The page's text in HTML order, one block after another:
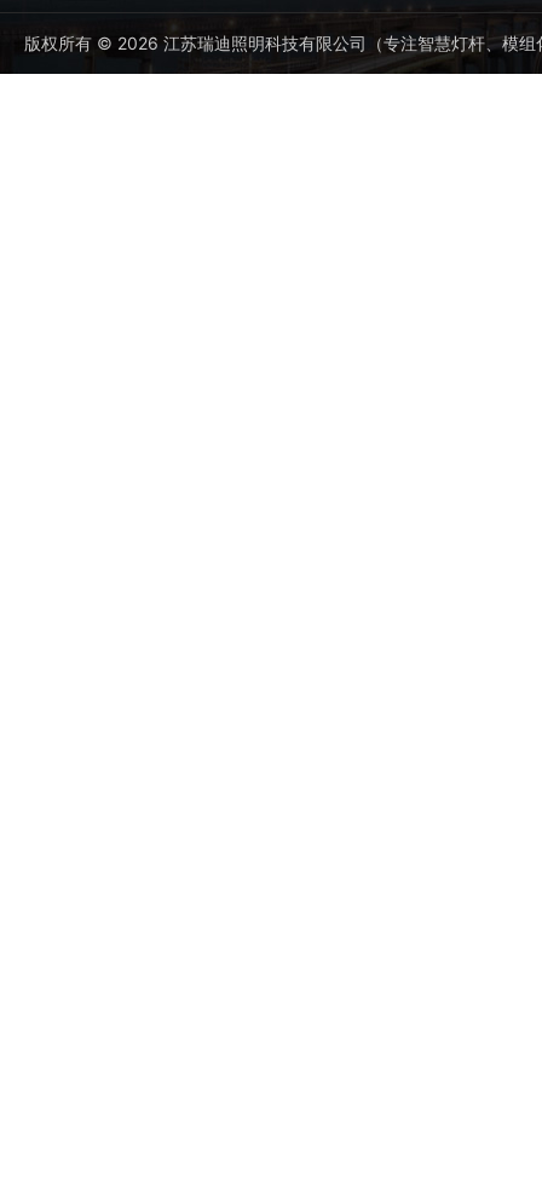
版权所有 © 2026 江苏瑞迪照明科技有限公司（专注智慧灯杆、模组